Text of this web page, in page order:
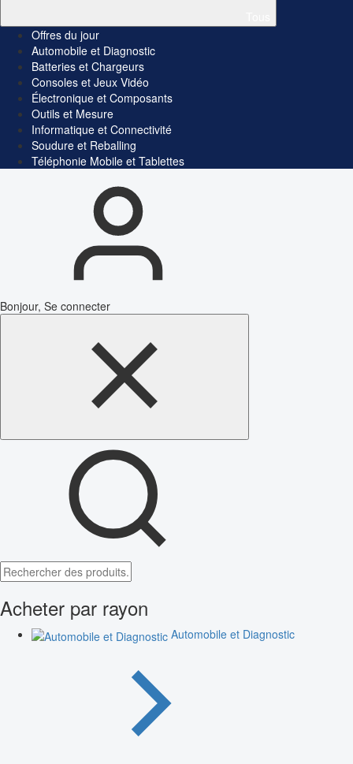
Offres du jour
Automobile et Diagnostic
Batteries et Chargeurs
Consoles et Jeux Vidéo
Électronique et Composants
Outils et Mesure
Informatique et Connectivité
Soudure et Reballing
Téléphonie Mobile et Tablettes
Bonjour, Se connecter
Acheter par rayon
Automobile et Diagnostic